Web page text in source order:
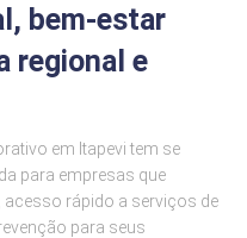
bem-estar
regional e
em Itapevi tem se
para empresas que
acesso rápido a serviços de
para seus